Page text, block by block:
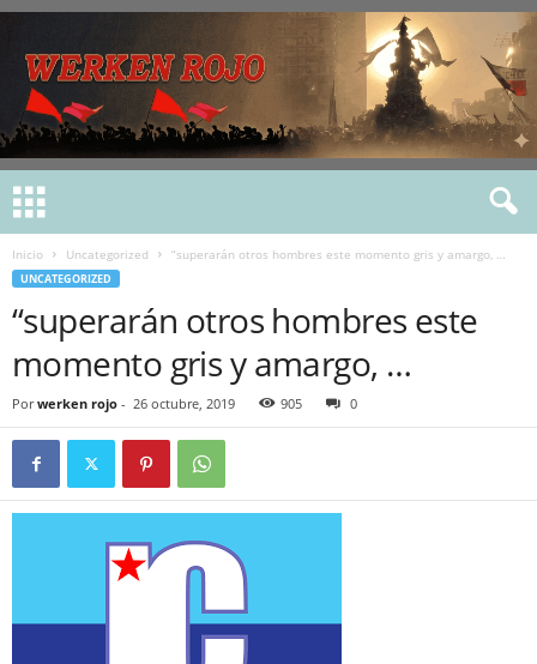
Inicio Uncategorized “superarán otros hombres este momento gris y amargo, …
UNCATEGORIZED
“superarán otros hombres este
momento gris y amargo, …
Por werken rojo - 26 octubre, 2019 905 0